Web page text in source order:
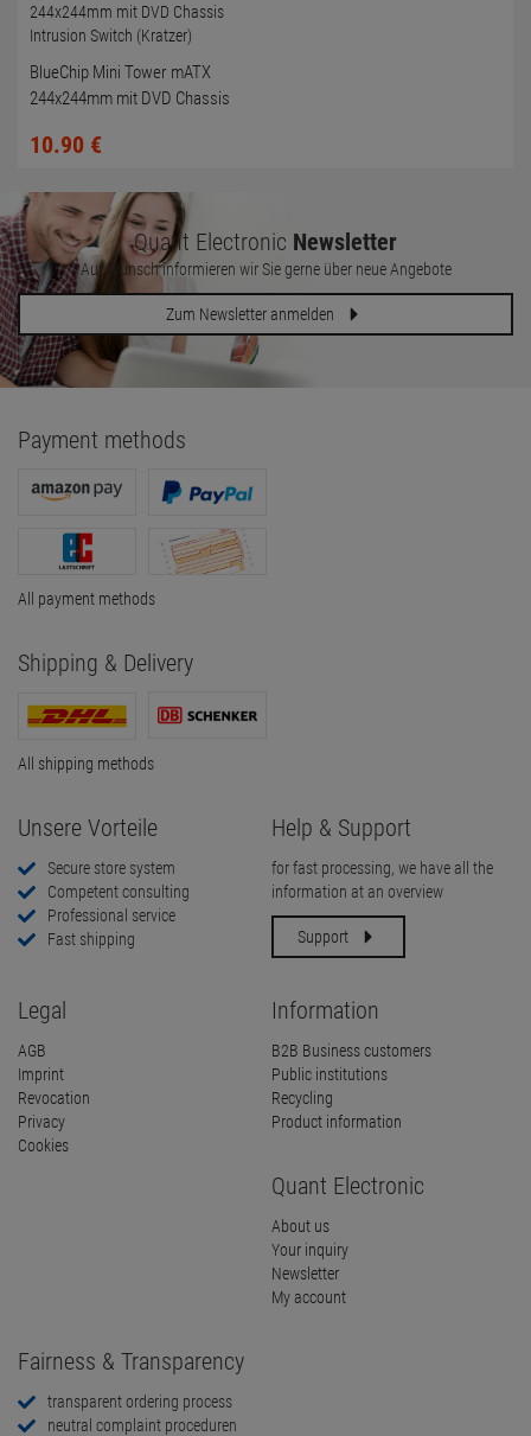
BlueChip Mini Tower mATX
244x244mm mit DVD Chassis
10.90 €
Quant Electronic Newsletter
Auf Wunsch informieren wir Sie gerne über neue Angebote
Zum Newsletter anmelden
Payment methods
All payment methods
Shipping & Delivery
All shipping methods
Unsere Vorteile
Secure store system
Competent consulting
Professional service
Fast shipping
Help & Support
for fast processing, we have all the
information at an overview
Support
Legal
AGB
Imprint
Revocation
Privacy
Cookies
Information
B2B Business customers
Public institutions
Recycling
Product information
Quant Electronic
About us
Your inquiry
Newsletter
My account
Fairness & Transparency
transparent ordering process
neutral complaint proceduren